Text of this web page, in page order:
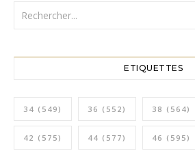
ETIQUETTES
34 (549) 36 (552) 38 (564)
42 (575) 44 (577) 46 (595)